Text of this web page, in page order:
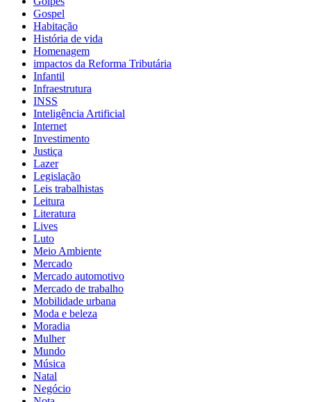
Gospel
Habitação
História de vida
Homenagem
impactos da Reforma Tributária
Infantil
Infraestrutura
INSS
Inteligência Artificial
Internet
Investimento
Justiça
Lazer
Legislação
Leis trabalhistas
Leitura
Literatura
Lives
Luto
Meio Ambiente
Mercado
Mercado automotivo
Mercado de trabalho
Mobilidade urbana
Moda e beleza
Moradia
Mulher
Mundo
Música
Natal
Negócio